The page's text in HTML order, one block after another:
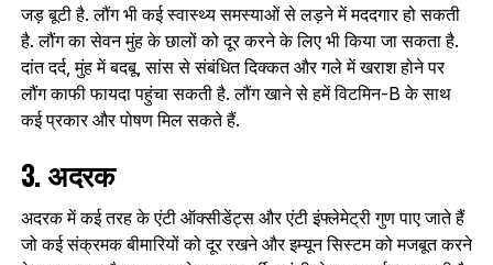
जड़ बूटी है. लौंग भी कई स्वास्थ्य समस्याओं से लड़ने में मददगार हो सकती
है. लौंग का सेवन मुंह के छालों को दूर करने के लिए भी किया जा सकता है.
दांत दर्द, मुंह में बदबू, सांस से संबंधित दिक्कत और गले में खराश होने पर
लौंग काफी फायदा पहुंचा सकती है. लौंग खाने से हमें विटमिन-B के साथ
कई प्रकार और पोषण मिल सकते हैं.
3. अदरक
अदरक में कई तरह के एंटी ऑक्सीडेंट्स और एंटी इंफ्लेमेट्री गुण पाए जाते हैं
जो कई संक्रमक बीमारियों को दूर रखने और इम्यून सिस्टम को मजबूत करने